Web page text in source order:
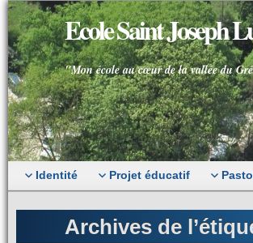
Ecole Saint Joseph
"Mon école au cœur de la vallée du
Identité Projet éducatif
Archives de